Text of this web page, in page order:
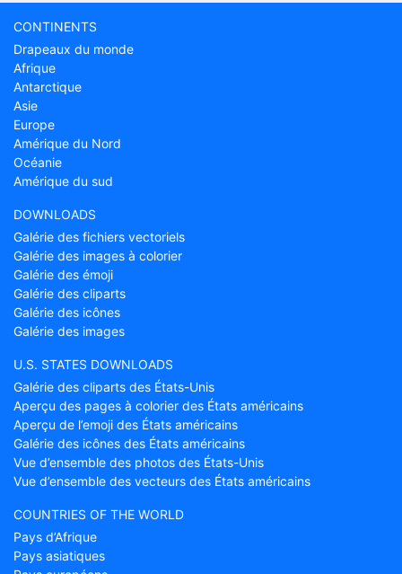
CONTINENTS
Drapeaux du monde
Afrique
Antarctique
Asie
Europe
Amérique du Nord
Océanie
Amérique du sud
DOWNLOADS
Galérie des fichiers vectoriels
Galérie des images à colorier
Galérie des émoji
Galérie des cliparts
Galérie des icônes
Galérie des images
U.S. STATES DOWNLOADS
Galérie des cliparts des États-Unis
Aperçu des pages à colorier des États américains
Aperçu de l’emoji des États américains
Galérie des icônes des États américains
Vue d’ensemble des photos des États-Unis
Vue d’ensemble des vecteurs des États américains
COUNTRIES OF THE WORLD
Pays d’Afrique
Pays asiatiques